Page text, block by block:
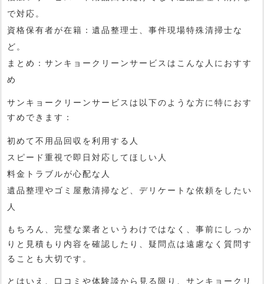
で対応。
資格保有者が在籍 ：遺品整理士、事件現場特殊清掃士な
ど。
まとめ：サンキョークリーンサービスはこんな人におすす
め
サンキョークリーンサービスは以下のような方に特におす
すめできます：
初めて不用品回収を利用する人
スピード重視で即日対応してほしい人
料金トラブルが心配な人
遺品整理やゴミ屋敷清掃など、デリケートな依頼をしたい
人
もちろん、完璧な業者というわけではなく、事前にしっか
りと見積もり内容を確認したり、疑問点は遠慮なく質問す
ることも大切です。
とはいえ、口コミや体験談から見る限り、サンキョークリ